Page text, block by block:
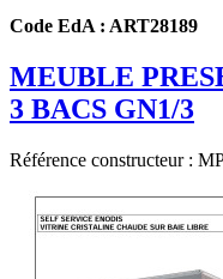
Code EdA : ART28189
MEUBLE
3 BACS GN1/3
Référence constructeur :